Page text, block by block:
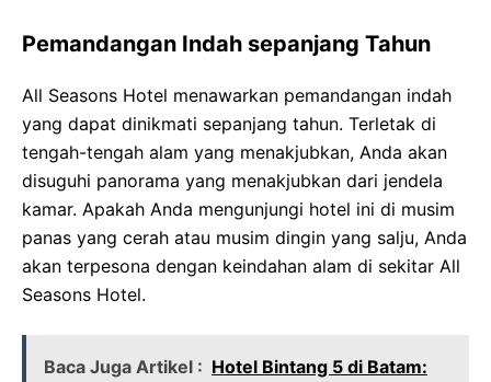
Pemandangan Indah sepanjang Tahun
All Seasons Hotel menawarkan pemandangan indah
yang dapat dinikmati sepanjang tahun. Terletak di
tengah-tengah alam yang menakjubkan, Anda akan
disuguhi panorama yang menakjubkan dari jendela
kamar. Apakah Anda mengunjungi hotel ini di musim
panas yang cerah atau musim dingin yang salju, Anda
akan terpesona dengan keindahan alam di sekitar All
Seasons Hotel.
Baca Juga Artikel : Hotel Bintang 5 di Batam: